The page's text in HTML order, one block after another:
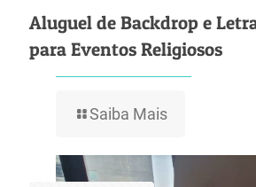
Aluguel de Backdrop e
para Eventos Religiosos
Saiba Mais